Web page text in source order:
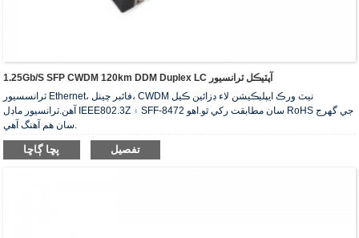
1.25Gb/s SFP CWDM 120km DDM Duplex LC آپٽيڪل ٽرانسيور
ٽرانسسيور Ethernet، فائبر چينل، CWDM نيٽ ورڪ ايپليڪيشن لاء ڊزائين ڪيل
آهن.ٽرانسيور ماڊل IEEE802.3Z ۽ SFF-8472 سان مطابقت رکي ٿو.اهو RoHS جي گهرج
سان هم آهنگ آهي.
پڇا ڳاڇا تفصيل